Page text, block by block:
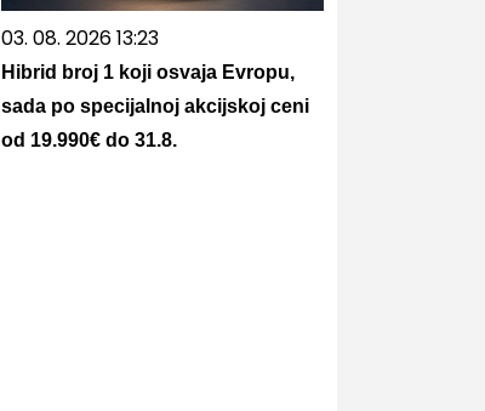
03. 08. 2026 13:23
Hibrid broj 1 koji osvaja Evropu,
sada po specijalnoj akcijskoj ceni
od 19.990€ do 31.8.